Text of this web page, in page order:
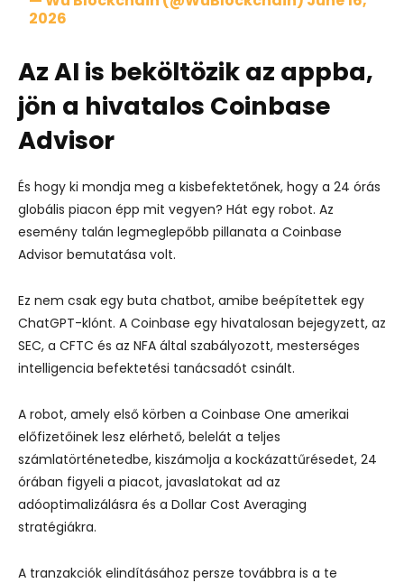
2026
Az AI is beköltözik az appba,
jön a hivatalos Coinbase
Advisor
És hogy ki mondja meg a kisbefektetőnek, hogy a 24 órás
globális piacon épp mit vegyen? Hát egy robot. Az
esemény talán legmeglepőbb pillanata a Coinbase
Advisor bemutatása volt.
Ez nem csak egy buta chatbot, amibe beépítettek egy
ChatGPT-klónt. A Coinbase egy hivatalosan bejegyzett, az
SEC, a CFTC és az NFA által szabályozott, mesterséges
intelligencia befektetési tanácsadót csinált.
A robot, amely első körben a Coinbase One amerikai
előfizetőinek lesz elérhető, belelát a teljes
számlatörténetedbe, kiszámolja a kockázattűrésedet, 24
órában figyeli a piacot, javaslatokat ad az
adóoptimalizálásra és a Dollar Cost Averaging
stratégiákra.
A tranzakciók elindításához persze továbbra is a te